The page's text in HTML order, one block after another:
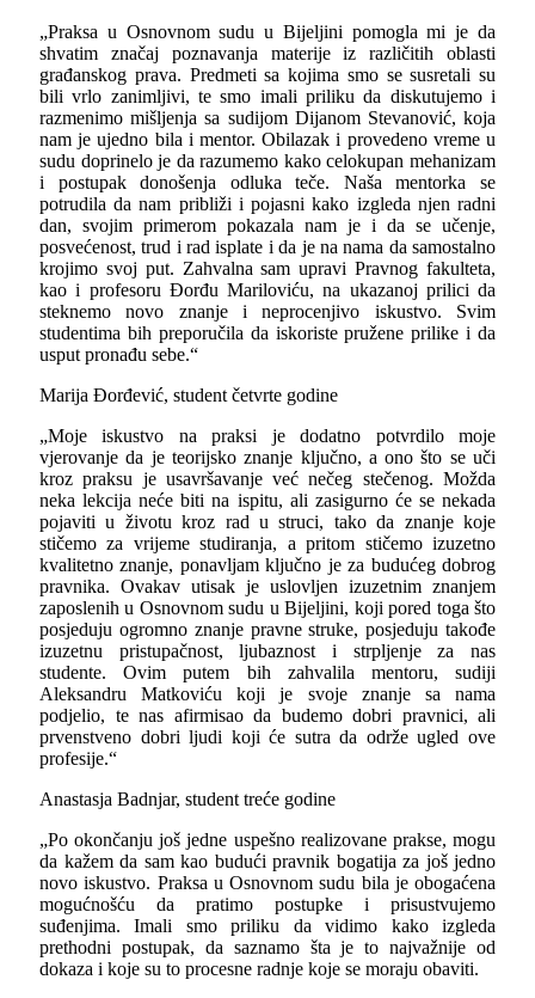
„Praksa u Osnovnom sudu u Bijeljini pomogla mi je da
shvatim značaj poznavanja materije iz različitih oblasti
građanskog prava. Predmeti sa kojima smo se susretali su
bili vrlo zanimljivi, te smo imali priliku da diskutujemo i
razmenimo mišljenja sa sudijom Dijanom Stevanović, koja
nam je ujedno bila i mentor. Obilazak i provedeno vreme u
sudu doprinelo je da razumemo kako celokupan mehanizam
i postupak donošenja odluka teče. Naša mentorka se
potrudila da nam približi i pojasni kako izgleda njen radni
dan, svojim primerom pokazala nam je i da se učenje,
posvećenost, trud i rad isplate i da je na nama da samostalno
krojimo svoj put. Zahvalna sam upravi Pravnog fakulteta,
kao i profesoru Đorđu Mariloviću, na ukazanoj prilici da
steknemo novo znanje i neprocenjivo iskustvo. Svim
studentima bih preporučila da iskoriste pružene prilike i da
usput pronađu sebe.“
Marija Đorđević, student četvrte godine
„Moje iskustvo na praksi je dodatno potvrdilo moje
vjerovanje da je teorijsko znanje ključno, a ono što se uči
kroz praksu je usavršavanje već nečeg stečenog. Možda
neka lekcija neće biti na ispitu, ali zasigurno će se nekada
pojaviti u životu kroz rad u struci, tako da znanje koje
stičemo za vrijeme studiranja, a pritom stičemo izuzetno
kvalitetno znanje, ponavljam ključno je za budućeg dobrog
pravnika. Ovakav utisak je uslovljen izuzetnim znanjem
zaposlenih u Osnovnom sudu u Bijeljini, koji pored toga što
posjeduju ogromno znanje pravne struke, posjeduju takođe
izuzetnu pristupačnost, ljubaznost i strpljenje za nas
studente. Ovim putem bih zahvalila mentoru, sudiji
Aleksandru Matkoviću koji je svoje znanje sa nama
podjelio, te nas afirmisao da budemo dobri pravnici, ali
prvenstveno dobri ljudi koji će sutra da održe ugled ove
profesije.“
Anastasja Badnjar, student treće godine
„Po okončanju još jedne uspešno realizovane prakse, mogu
da kažem da sam kao budući pravnik bogatija za još jedno
novo iskustvo. Praksa u Osnovnom sudu bila je obogaćena
mogućnošću da pratimo postupke i prisustvujemo
suđenjima. Imali smo priliku da vidimo kako izgleda
prethodni postupak, da saznamo šta je to najvažnije od
dokaza i koje su to procesne radnje koje se moraju obaviti.